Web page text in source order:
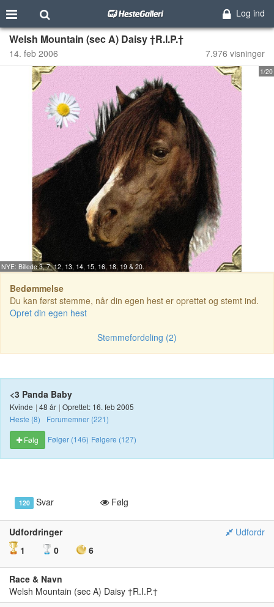
Log ind
Welsh Mountain (sec A) Daisy †R.I.P.†
14. feb 2006 7.976 visninger
1/20
NYE: Billede 3, 7, 12, 13, 14, 15, 16, 18, 19 & 20.
Bedømmelse
Du kan først stemme, når din egen hest er oprettet og stemt ind.
Opret din egen hest
Stemmefordeling (2)
<3 Panda Baby
Kvinde | 48 år | Oprettet: 16. feb 2005
Heste (8)
Forumemner (221)
Følg
Følger (146) Følgere (127)
120 Svar Følg
Udfordringer
Udfordr
1
0 6
Race & Navn
Welsh Mountain (sec A) Daisy †R.I.P.†